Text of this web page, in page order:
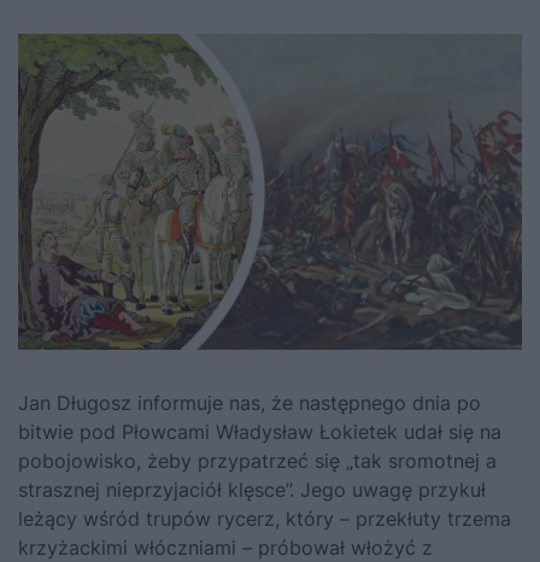
Jan Długosz informuje nas, że następnego dnia po
bitwie pod Płowcami Władysław Łokietek udał się na
pobojowisko, żeby przypatrzeć się „tak sromotnej a
strasznej nieprzyjaciół klęsce”. Jego uwagę przykuł
leżący wśród trupów rycerz, który – przekłuty trzema
krzyżackimi włóczniami – próbował włożyć z